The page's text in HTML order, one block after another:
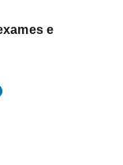
e